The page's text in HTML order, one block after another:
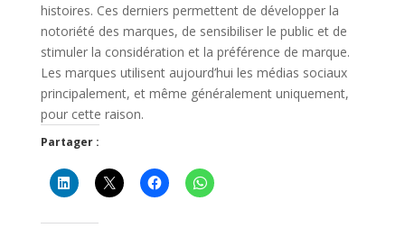
histoires. Ces derniers permettent de développer la
notoriété des marques, de sensibiliser le public et de
stimuler la considération et la préférence de marque.
Les marques utilisent aujourd’hui les médias sociaux
principalement, et même généralement uniquement,
pour cette raison.
Partager :